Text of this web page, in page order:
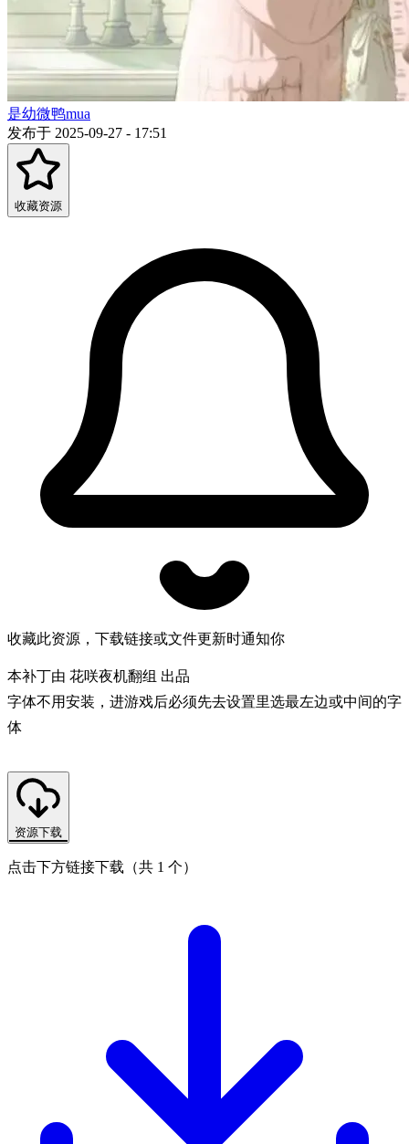
是幼微鸭mua
发布于 2025-09-27 - 17:51
收藏资源
收藏此资源，下载链接或文件更新时通知你
本补丁由 花咲夜机翻组 出品
字体不用安装，进游戏后必须先去设置里选最左边或中间的字
体
资源下载
点击下方链接下载（共 1 个）